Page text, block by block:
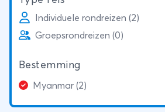
Individuele rondreizen (2)
Groepsrondreizen (0)
Bestemming
Myanmar (2)